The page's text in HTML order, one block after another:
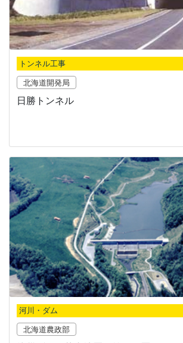
トンネル工事
北海道開発局
日勝トンネル
河川・ダム
北海道農政部